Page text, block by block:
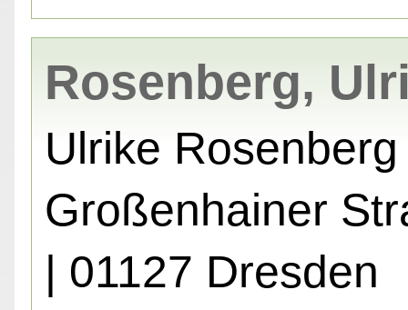
Rosenberg,
Ulrike Rosenberg
Großenhainer
| 01127 Dresden